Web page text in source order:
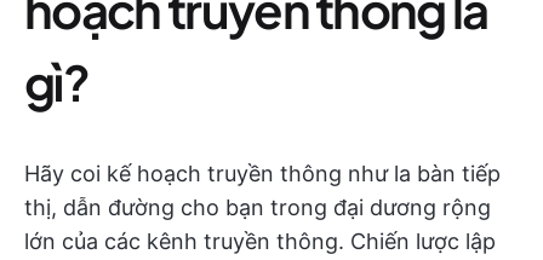
gì?
Hãy coi kế hoạch truyền thông như la bàn tiếp
thị, dẫn đường cho bạn trong đại dương rộng
lớn của các kênh truyền thông. Chiến lược lập